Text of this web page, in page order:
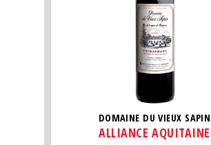
DOMAINE DU VIEUX SAPIN
ALLIANCE AQUITAINE